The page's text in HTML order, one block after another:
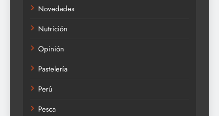
Novedades
Nutrición
Opinión
Pastelería
Perú
Pesca